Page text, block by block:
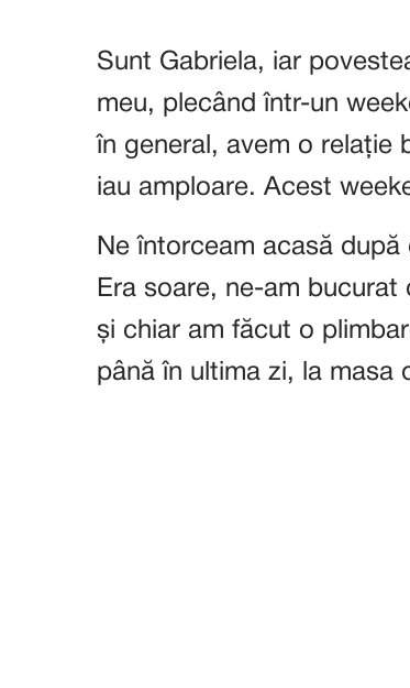
Sunt Gabriela, iar
meu, plecând într-un
în general, avem o relație
iau amploare. Acest
Ne întorceam acasă
Era soare, ne-am
și chiar am făcut o
până în ultima zi, la masa